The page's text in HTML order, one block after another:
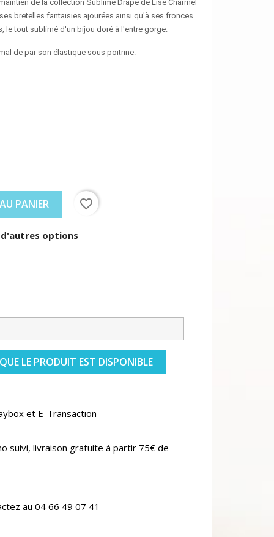
de la collection Sublime Drape de Lise Charmel
bretelles fantaisies ajourées ainsi qu'à ses fronces
le tout sublimé d'un bijou doré à l'entre gorge.
de par son élastique sous poitrine.
PANIER favorite_border
options
LE PRODUIT EST DISPONIBLE
et E-Transaction
suivi, livraison gratuite à partir 75€ de
au 04 66 49 07 41